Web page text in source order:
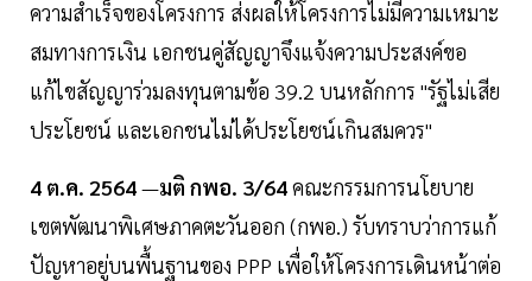
ความสำเร็จของโครงการ ส่งผลให้โครงการไม่มีความเหมาะ
สมทางการเงิน เอกชนคู่สัญญาจึงแจ้งความประสงค์ขอ
แก้ไขสัญญาร่วมลงทุนตามข้อ 39.2 บนหลักการ "รัฐไม่เสีย
ประโยชน์ และเอกชนไม่ได้ประโยชน์เกินสมควร"
4 ต.ค. 2564—มติ กพอ. 3/64คณะกรรมการนโยบาย
เขตพัฒนาพิเศษภาคตะวันออก (กพอ.) รับทราบว่าการแก้
ปัญหาอยู่บนพื้นฐานของ PPP เพื่อให้โครงการเดินหน้าต่อ